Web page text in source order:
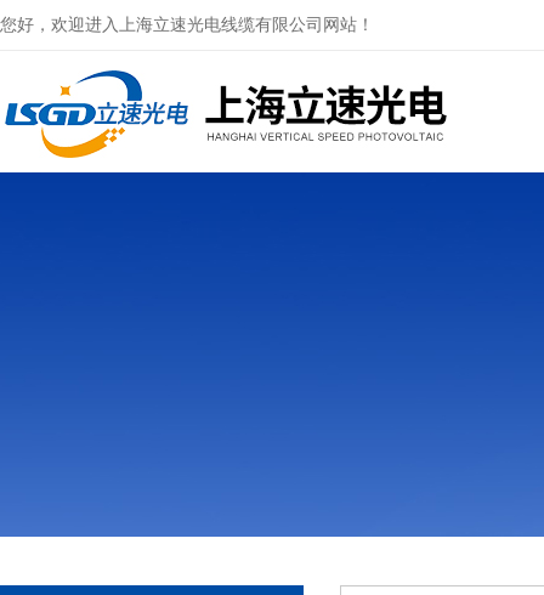
您好，欢迎进入上海立速光电线缆有限公司网站！